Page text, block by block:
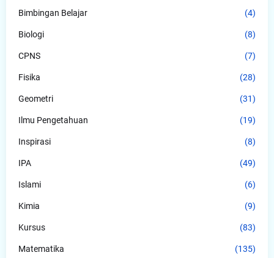
Bimbingan Belajar (4)
Biologi (8)
CPNS (7)
Fisika (28)
Geometri (31)
Ilmu Pengetahuan (19)
Inspirasi (8)
IPA (49)
Islami (6)
Kimia (9)
Kursus (83)
Matematika (135)